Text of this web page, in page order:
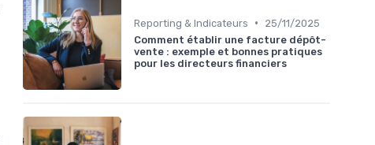
Reporting & Indicateurs •
25/11/2025
Comment établir une facture dépôt-
vente : exemple et bonnes pratiques
pour les directeurs financiers